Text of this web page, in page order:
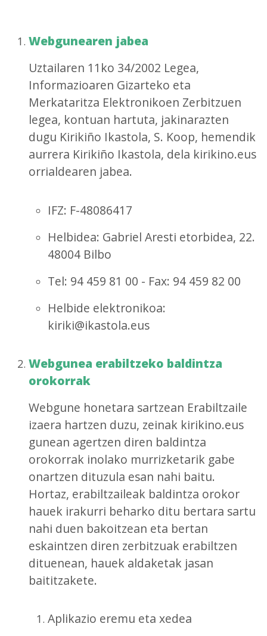
Webgunearen jabea
Uztailaren 11ko 34/2002 Legea,
Informazioaren Gizarteko eta
Merkataritza Elektronikoen Zerbitzuen
legea, kontuan hartuta, jakinarazten
dugu Kirikiño Ikastola, S. Koop, hemendik
aurrera Kirikiño Ikastola, dela kirikino.eus
orrialdearen jabea.
IFZ: F-48086417
Helbidea: Gabriel Aresti etorbidea, 22.
48004 Bilbo
Tel: 94 459 81 00 - Fax: 94 459 82 00
Helbide elektronikoa:
kiriki@ikastola.eus
Webgunea erabiltzeko baldintza
orokorrak
Webgune honetara sartzean Erabiltzaile
izaera hartzen duzu, zeinak kirikino.eus
gunean agertzen diren baldintza
orokorrak inolako murrizketarik gabe
onartzen dituzula esan nahi baitu.
Hortaz, erabiltzaileak baldintza orokor
hauek irakurri beharko ditu bertara sartu
nahi duen bakoitzean eta bertan
eskaintzen diren zerbitzuak erabiltzen
dituenean, hauek aldaketak jasan
baititzakete.
Aplikazio eremu eta xedea